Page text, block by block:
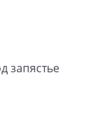
запястье